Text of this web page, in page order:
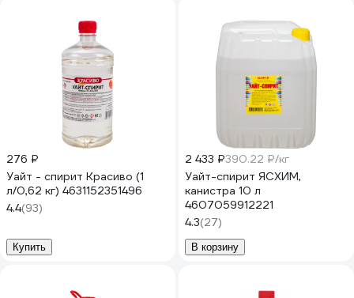
276 ₽
Уайт - спирит Красиво (1
л/0,62 кг) 4631152351496
4.4(93)
Купить
2 433 ₽390.22 ₽/кг
Уайт-спирит ЯСХИМ,
канистра 10 л
4607059912221
4.3(27)
В корзину